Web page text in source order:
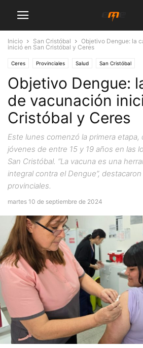
Inicio San Cristóbal
Objetivo Dengue: la
inició en San Cristóbal y Ceres
Ceres Provinciales Salud San Cristóbal
Objetivo Dengue:
de vacunación
Cristóbal y Ceres
Este lunes comenzó la primera etapa,
jóvenes de entre 15 y 19 años en las
San Cristóbal. “La vacuna es una
integral contra el Dengue”,
provinciales.
martes 10 de septiembre de 2024